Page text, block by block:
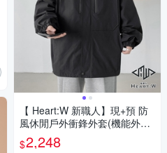
【 Heart:W 新職人】現+預 防
風休閒戶外衝鋒外套(機能外套/
登山/夾克/拉鍊)
$2,248